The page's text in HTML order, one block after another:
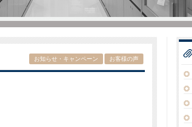
お客様の声
お知らせ・キャンペーン